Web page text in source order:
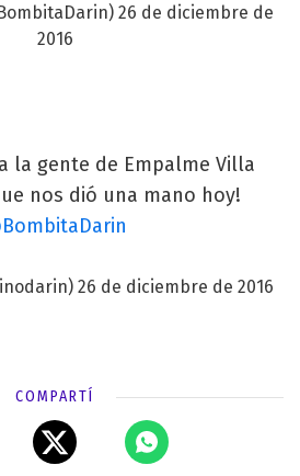
26 de diciembre de
2016
la gente de Empalme Villa
nos dió una mano hoy!
26 de diciembre de 2016
COMPARTÍ